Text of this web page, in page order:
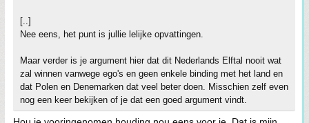
[..]
Nee eens, het punt is jullie lelijke opvattingen.
Maar verder is je argument hier dat dit Nederlands Elftal nooit wat
zal winnen vanwege ego's en geen enkele binding met het land en
dat Polen en Denemarken dat veel beter doen. Misschien zelf even
nog een keer bekijken of je dat een goed argument vindt.